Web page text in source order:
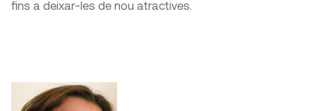
fins a deixar-les de nou atractives.